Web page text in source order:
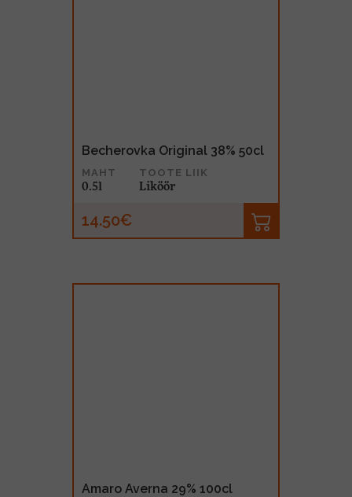
Becherovka Original 38% 50cl
MAHT
0.5l
TOOTE LIIK
Liköör
14.50€
Amaro Averna 29% 100cl